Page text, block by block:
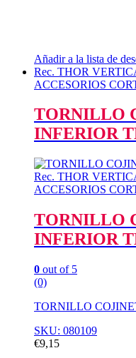
Añadir a la lista de
Rec. THOR
ACCESORIOS
TORNILLO
INFERIOR
Rec. THOR
ACCESORIOS
TORNILLO
INFERIOR
0 out of 5
(0)
TORNILLO
SKU: 080109
€9,15